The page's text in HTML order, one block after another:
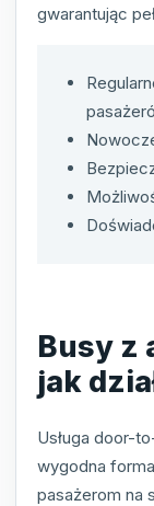
gwarantując
Busy z
jak
Usługa door-
wygodna
pasażerom na